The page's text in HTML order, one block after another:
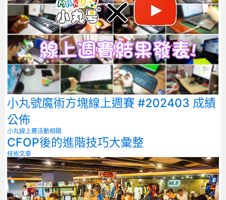
小丸號魔術方塊線上週賽 #202403 成績
公佈
小丸線上賽活動相關
CFOP後的進階技巧大彙整
技術文章